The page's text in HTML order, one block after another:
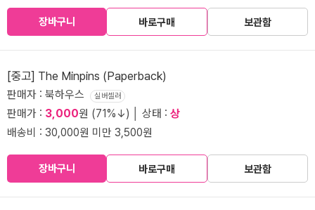
장바구니 바로구매 보관함
[중고] The Minpins (Paperback)
판매자 : 북하우스 실버셀러
판매가 : 3,000원 (71%↓) │ 상태 : 상
배송비 : 30,000원 미만 3,500원
장바구니 바로구매 보관함